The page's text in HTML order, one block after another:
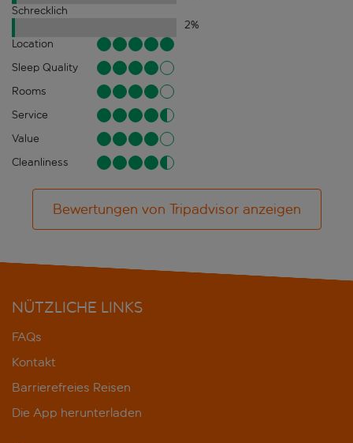
Schrecklich
2%
Location
Sleep Quality
Rooms
Service
Value
Cleanliness
Bewertungen von Tripadvisor anzeigen
NÜTZLICHE LINKS
FAQs
Kontakt
Barrierefreies Reisen
Die App herunterladen